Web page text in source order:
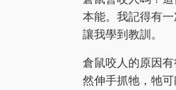
本能。我記得有
讓我學到教訓。
倉鼠咬人的原因
然伸手抓牠，牠可